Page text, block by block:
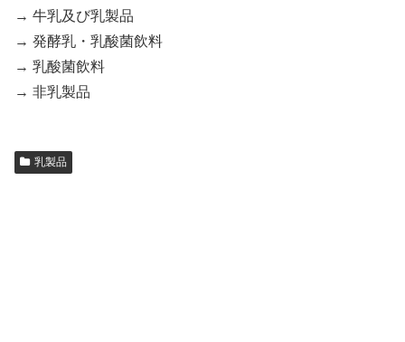
→ 牛乳及び乳製品
→ 発酵乳・乳酸菌飲料
→ 乳酸菌飲料
→ 非乳製品
乳製品